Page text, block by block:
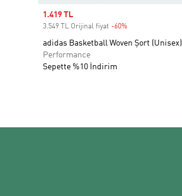
Sale price
1.419 TL
3.549 TL Orijinal fiyat -60%
adidas Basketball Woven Şort (Unisex)
Performance
Sepette %10 İndirim